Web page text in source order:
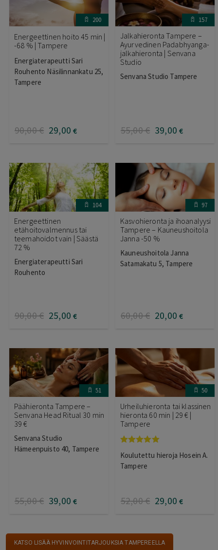
200
Energeettinen hoito 45 min |
-68 % | Tampere
Energiaterapeutti Sari
Rouhento Näsilinnankatu 25,
Tampere
90,00€ 29,00 €
157
Jalkahieronta Tampere –
Ayurvedinen Padabhyanga-
jalkahieronta | Senvana
Studio
Senvana Studio Tampere
55,00€ 39,00 €
104
Energeettinen
etähoitovalmennus tai
teemahoidot vain | Säästä
72 %
Energiaterapeutti Sari
Rouhento
90,00€ 25,00 €
97
Kasvohieronta ja ihoanalyysi
Tampere – Kauneushoitola
Janna -50 %
Kauneushoitola Janna
Satamakatu 5, Tampere
60,00€ 20,00 €
51
Päähieronta Tampere –
Senvana Head Ritual 30 min
39 €
Senvana Studio
Hämeenpuisto 40, Tampere
55,00€ 39,00 €
50
Urheiluhieronta tai klassinen
hieronta 60 min | 29 € |
Tampere
tuotteesta:
5.00/ 5
Koulutettu hieroja Hosein A.
Tampere
52,00€ 29,00 €
KATSO LISÄÄ HYVINVOINTITARJOUKSIA TAMPEREELLA